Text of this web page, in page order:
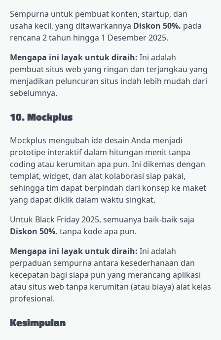
Sempurna untuk pembuat konten, startup, dan
usaha kecil, yang ditawarkannya Diskon 50%. pada
rencana 2 tahun hingga 1 Desember 2025.
Mengapa ini layak untuk diraih: Ini adalah
pembuat situs web yang ringan dan terjangkau yang
menjadikan peluncuran situs indah lebih mudah dari
sebelumnya.
10. Mockplus
Mockplus mengubah ide desain Anda menjadi
prototipe interaktif dalam hitungan menit tanpa
coding atau kerumitan apa pun. Ini dikemas dengan
templat, widget, dan alat kolaborasi siap pakai,
sehingga tim dapat berpindah dari konsep ke maket
yang dapat diklik dalam waktu singkat.
Untuk Black Friday 2025, semuanya baik-baik saja
Diskon 50%. tanpa kode apa pun.
Mengapa ini layak untuk diraih: Ini adalah
perpaduan sempurna antara kesederhanaan dan
kecepatan bagi siapa pun yang merancang aplikasi
atau situs web tanpa kerumitan (atau biaya) alat kelas
profesional.
Kesimpulan